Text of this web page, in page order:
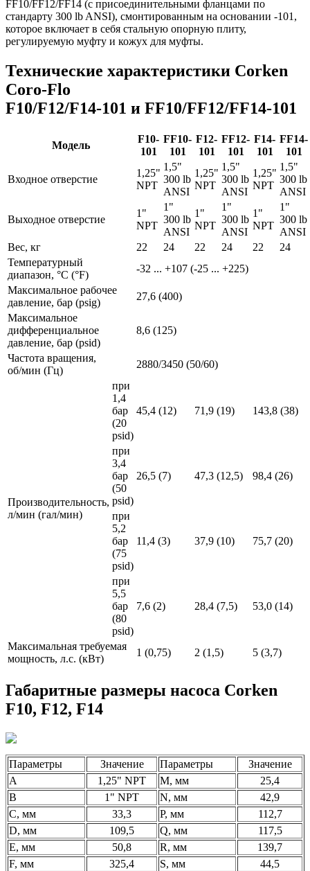
FF10/FF12/FF14 (с присоединительными фланцами по
стандарту 300 lb ANSI), смонтированным на основании -101,
которое включает в себя стальную опорную плиту,
регулируемую муфту и кожух для муфты.
Технические характеристики Corken
Coro-Flo
F10/F12/F14-101 и FF10/FF12/FF14-101
Модель
F10-
101
FF10-
101
F12-
101
FF12-
101
F14-
101
FF14-
101
Входное отверстие
1,25"
NPT
1,5"
300 lb
ANSI
1,25"
NPT
1,5"
300 lb
ANSI
1,25"
NPT
1,5"
300 lb
ANSI
Выходное отверстие
1"
NPT
1"
300 lb
ANSI
1"
NPT
1"
300 lb
ANSI
1"
NPT
1"
300 lb
ANSI
Вес, кг
22 24 22 24 22
24
Температурный
диапазон, °C (°F)
-32 ... +107 (-25 ... +225)
Максимальное рабочее
давление, бар (psig)
27,6 (400)
Максимальное
дифференциальное
давление, бар (psid)
8,6 (125)
Частота вращения,
об/мин (Гц)
2880/3450 (50/60)
Производительность,
л/мин (гал/мин)
при
1,4
бар
(20
psid)
45,4 (12) 71,9 (19) 143,8 (38)
при
3,4
бар
(50
psid)
26,5 (7) 47,3 (12,5) 98,4 (26)
при
5,2
бар
(75
psid)
11,4 (3) 37,9 (10) 75,7 (20)
при
5,5
бар
(80
psid)
7,6 (2) 28,4 (7,5) 53,0 (14)
Максимальная требуемая
мощность, л.с. (кВт)
1 (0,75) 2 (1,5) 5 (3,7)
Габаритные размеры насоса Corken
F10, F12, F14
Параметры Значение Параметры
Значение
A
1,25" NPT M, мм
25,4
B
1" NPT N, мм
42,9
C, мм
33,3 P, мм
112,7
D, мм
109,5 Q, мм
117,5
E, мм
50,8 R, мм
139,7
F, мм
325,4 S, мм
44,5